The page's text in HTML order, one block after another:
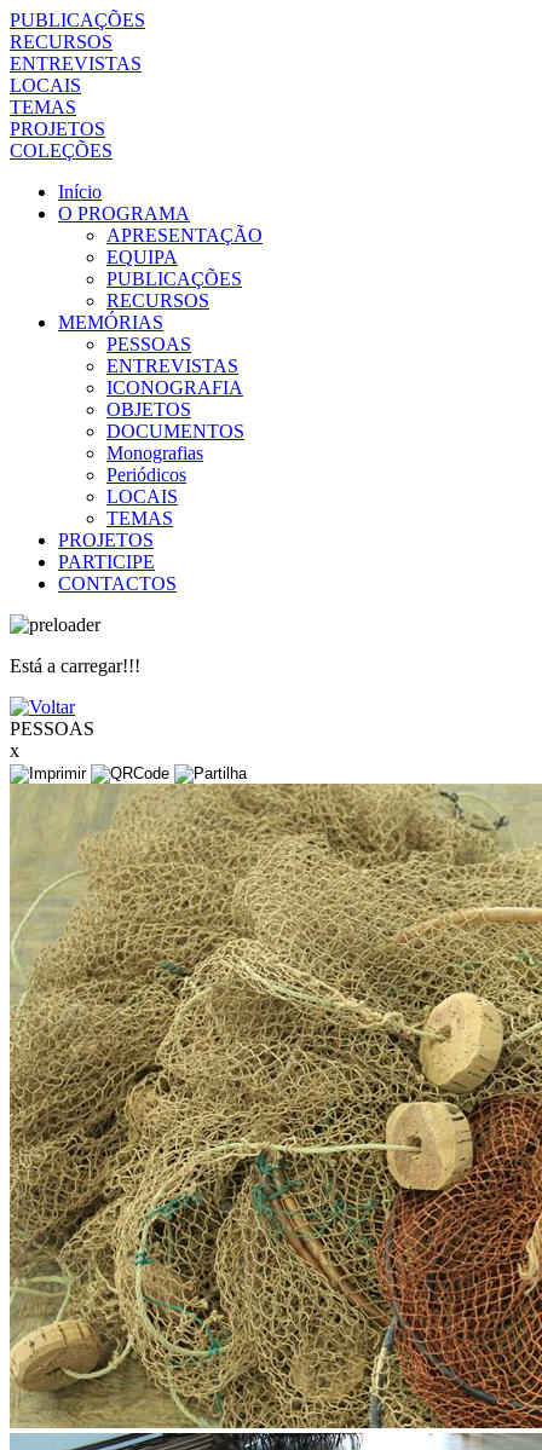
PUBLICAÇÕES
RECURSOS
ENTREVISTAS
LOCAIS
TEMAS
PROJETOS
COLEÇÕES
Início
O PROGRAMA
APRESENTAÇÃO
EQUIPA
PUBLICAÇÕES
RECURSOS
MEMÓRIAS
PESSOAS
ENTREVISTAS
ICONOGRAFIA
OBJETOS
DOCUMENTOS
Monografias
Periódicos
LOCAIS
TEMAS
PROJETOS
PARTICIPE
CONTACTOS
Está a carregar!!!
PESSOAS
x